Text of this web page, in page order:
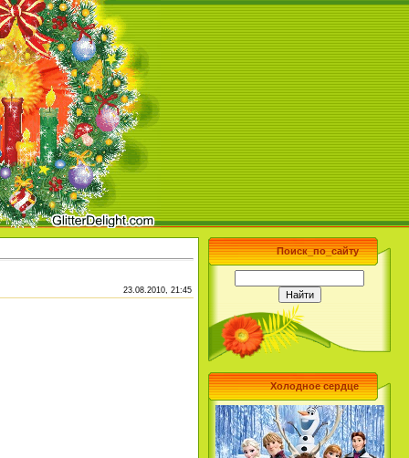
23.08.2010, 21:45
Поиск_по_сайту
Холодное сердце